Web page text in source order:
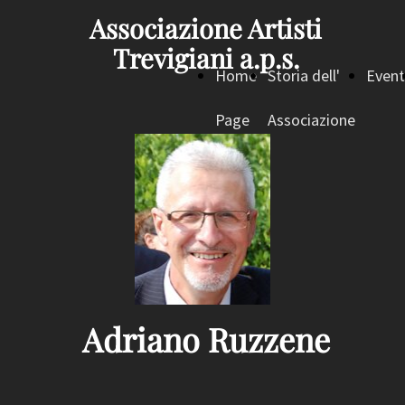
Associazione Artisti
Trevigiani a.p.s.
Home
Page
Storia dell'
Associazione
Adriano Ruzzene